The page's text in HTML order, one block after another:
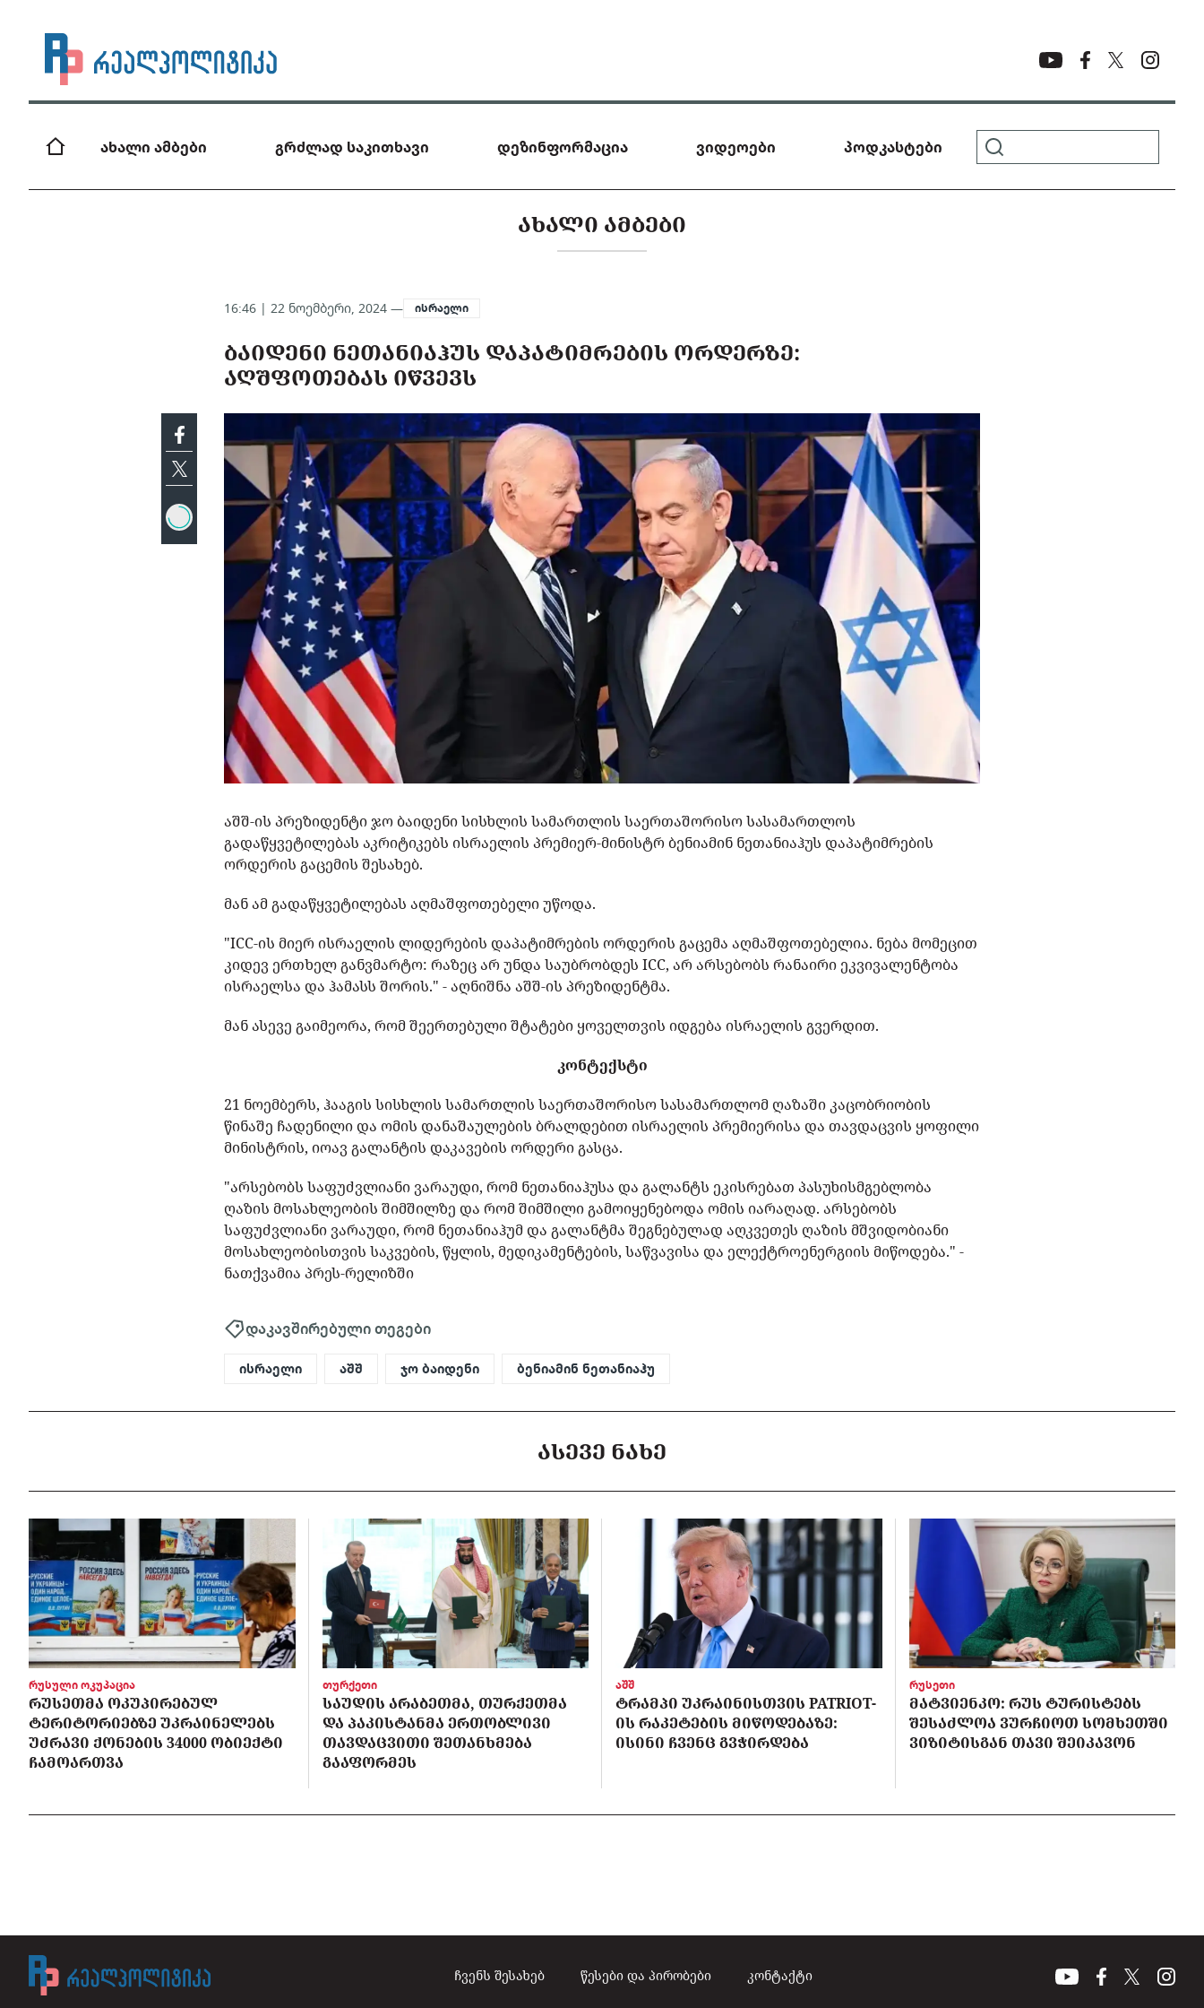
ახალი ამბები გრძლად საკითხავი დეზინფორმაცია ვიდეოები პოდკასტები
ᲐᲮᲐᲚᲘ ᲐᲛᲑᲔᲑᲘ
16:46 | 22 ნოემბერი, 2024 — ისრაელი
ᲑᲐᲘᲓᲔᲜᲘ ᲜᲔᲗᲐᲜᲘᲐᲰᲣᲡ ᲓᲐᲞᲐᲢᲘᲛᲠᲔᲑᲘᲡ ᲝᲠᲓᲔᲠᲖᲔ:
ᲐᲦᲨᲤᲝᲗᲔᲑᲐᲡ ᲘᲬᲕᲔᲕᲡ
აშშ-ის პრეზიდენტი ჯო ბაიდენი სისხლის სამართლის საერთაშორისო სასამართლოს
გადაწყვეტილებას აკრიტიკებს ისრაელის პრემიერ-მინისტრ ბენიამინ ნეთანიაჰუს დაპატიმრების
ორდერის გაცემის შესახებ.
მან ამ გადაწყვეტილებას აღმაშფოთებელი უწოდა.
"ICC-ის მიერ ისრაელის ლიდერების დაპატიმრების ორდერის გაცემა აღმაშფოთებელია. ნება მომეცით
კიდევ ერთხელ განვმარტო: რაზეც არ უნდა საუბრობდეს ICC, არ არსებობს რანაირი ეკვივალენტობა
ისრაელსა და ჰამასს შორის." - აღნიშნა აშშ-ის პრეზიდენტმა.
მან ასევე გაიმეორა, რომ შეერთებული შტატები ყოველთვის იდგება ისრაელის გვერდით.
კონტექსტი
21 ნოემბერს, ჰააგის სისხლის სამართლის საერთაშორისო სასამართლომ ღაზაში კაცობრიობის
წინაშე ჩადენილი და ომის დანაშაულების ბრალდებით ისრაელის პრემიერისა და თავდაცვის ყოფილი
მინისტრის, იოავ გალანტის დაკავების ორდერი გასცა.
"არსებობს საფუძვლიანი ვარაუდი, რომ ნეთანიაჰუსა და გალანტს ეკისრებათ პასუხისმგებლობა
ღაზის მოსახლეობის შიმშილზე და რომ შიმშილი გამოიყენებოდა ომის იარაღად. არსებობს
საფუძვლიანი ვარაუდი, რომ ნეთანიაჰუმ და გალანტმა შეგნებულად აღკვეთეს ღაზის მშვიდობიანი
მოსახლეობისთვის საკვების, წყლის, მედიკამენტების, საწვავისა და ელექტროენერგიის მიწოდება." -
ნათქვამია პრეს-რელიზში
დაკავშირებული თეგები
ისრაელი აშშ ჯო ბაიდენი ბენიამინ ნეთანიაჰუ
ᲐᲡᲔᲕᲔ ᲜᲐᲮᲔ
რუსული ოკუპაცია
ᲠᲣᲡᲔᲗᲛᲐ ᲝᲙᲣᲞᲘᲠᲔᲑᲣᲚ
ᲢᲔᲠᲘᲢᲝᲠᲘᲔᲑᲖᲔ ᲣᲙᲠᲐᲘᲜᲔᲚᲔᲑᲡ
ᲣᲫᲠᲐᲕᲘ ᲥᲝᲜᲔᲑᲘᲡ 34000 ᲝᲑᲘᲔᲥᲢᲘ
ᲩᲐᲛᲝᲐᲠᲗᲕᲐ
თურქეთი
ᲡᲐᲣᲓᲘᲡ ᲐᲠᲐᲑᲔᲗᲛᲐ, ᲗᲣᲠᲥᲔᲗᲛᲐ
ᲓᲐ ᲞᲐᲙᲘᲡᲢᲐᲜᲛᲐ ᲔᲠᲗᲝᲑᲚᲘᲕᲘ
ᲗᲐᲕᲓᲐᲪᲕᲘᲗᲘ ᲨᲔᲗᲐᲜᲮᲛᲔᲑᲐ
ᲒᲐᲐᲤᲝᲠᲛᲔᲡ
აშშ
ᲢᲠᲐᲛᲞᲘ ᲣᲙᲠᲐᲘᲜᲘᲡᲗᲕᲘᲡ PATRIOT-
ᲘᲡ ᲠᲐᲙᲔᲢᲔᲑᲘᲡ ᲛᲘᲬᲝᲓᲔᲑᲐᲖᲔ:
ᲘᲡᲘᲜᲘ ᲩᲕᲔᲜᲪ ᲒᲕᲭᲘᲠᲓᲔᲑᲐ
რუსეთი
ᲛᲐᲢᲕᲘᲔᲜᲙᲝ: ᲠᲣᲡ ᲢᲣᲠᲘᲡᲢᲔᲑᲡ
ᲨᲔᲡᲐᲫᲚᲝᲐ ᲕᲣᲠᲩᲘᲝᲗ ᲡᲝᲛᲮᲔᲗᲨᲘ
ᲕᲘᲖᲘᲢᲘᲡᲒᲐᲜ ᲗᲐᲕᲘ ᲨᲔᲘᲙᲐᲕᲝᲜ
ჩვენს შესახებ წესები და პირობები კონტაქტი